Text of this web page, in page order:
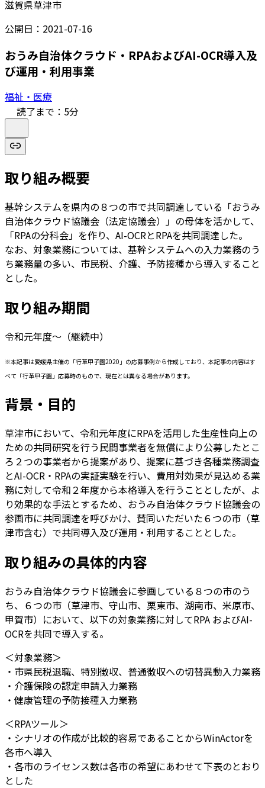
滋賀県草津市
公開日： 2021-07-16
おうみ自治体クラウド・RPAおよびAI-OCR導入及
び運用・利用事業
福祉・医療
読了まで： 5分
取り組み概要
基幹システムを県内の８つの市で共同調達している「おうみ
自治体クラウド協議会（法定協議会）」の母体を活かして、
「RPAの分科会」を作り、AI-OCRとRPAを共同調達した。
なお、対象業務については、基幹システムへの入力業務のう
ち業務量の多い、市民税、介護、予防接種から導入すること
とした。
取り組み期間
令和元年度～（継続中）
※本記事は愛媛県主催の「行革甲子園2020」の応募事例から作成しており、本記事の内容はす
べて「行革甲子園」応募時のもので、現在とは異なる場合があります。
背景・目的
草津市において、令和元年度にRPAを活用した生産性向上の
ための共同研究を行う民間事業者を無償により公募したとこ
ろ２つの事業者から提案があり、提案に基づき各種業務調査
とAI-OCR・RPAの実証実験を行い、費用対効果が見込める業
務に対して令和２年度から本格導入を行うこととしたが、よ
り効果的な手法とするため、おうみ自治体クラウド協議会の
参画市に共同調達を呼びかけ、賛同いただいた６つの市（草
津市含む）で共同導入及び運用・利用することとした。
取り組みの具体的内容
おうみ自治体クラウド協議会に参画している８つの市のう
ち、６つの市（草津市、守山市、栗東市、湖南市、米原市、
甲賀市）において、以下の対象業務に対してRPA およびAI-
OCRを共同で導入する。
＜対象業務＞
・市県民税退職、特別徴収、普通徴収への切替異動入力業務
・介護保険の認定申請入力業務
・健康管理の予防接種入力業務
＜RPAツール＞
・シナリオの作成が比較的容易であることからWinActorを
各市へ導入
・各市のライセンス数は各市の希望にあわせて下表のとおり
とした